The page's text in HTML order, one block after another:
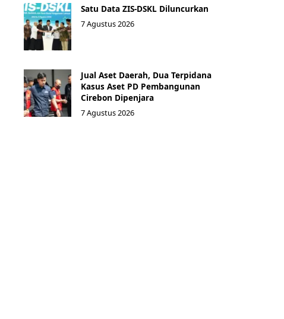
Satu Data ZIS-DSKL Diluncurkan
7 Agustus 2026
Jual Aset Daerah, Dua Terpidana
Kasus Aset PD Pembangunan
Cirebon Dipenjara
7 Agustus 2026